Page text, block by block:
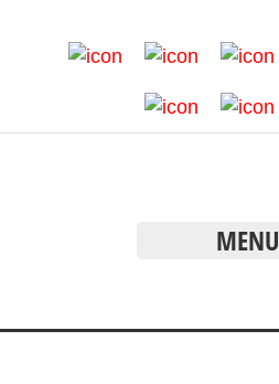
MENU